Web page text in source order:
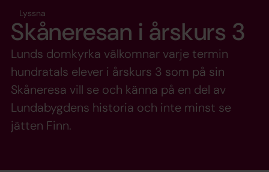
Lyssna
Skåneresan i årskurs 3
Lunds domkyrka välkomnar varje termin
hundratals elever i årskurs 3 som på sin
Skåneresa vill se och känna på en del av
Lundabygdens historia och inte minst se
jätten Finn.